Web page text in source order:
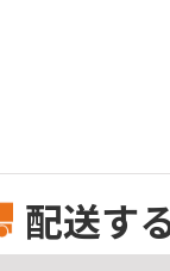
配送す